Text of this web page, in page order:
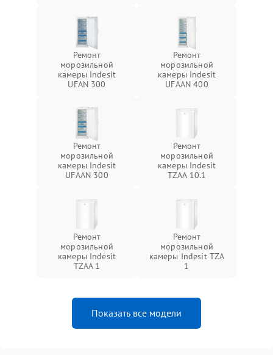
Ремонт
морозильной
камеры Indesit
UFAN 300
Ремонт
морозильной
камеры Indesit
UFAAN 400
Ремонт
морозильной
камеры Indesit
UFAAN 300
Ремонт
морозильной
камеры Indesit
TZAA 10.1
Ремонт
морозильной
камеры Indesit
TZAA 1
Ремонт
морозильной
камеры Indesit TZA
1
Показать все модели